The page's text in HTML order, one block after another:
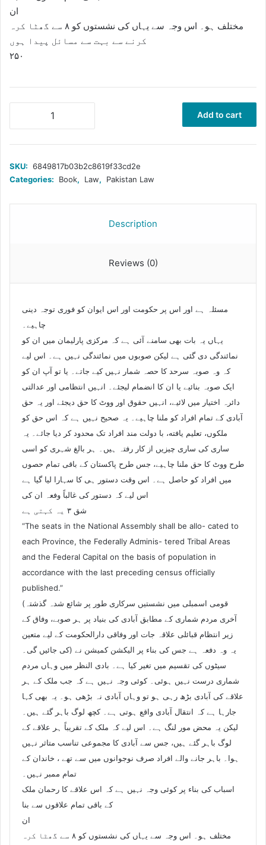
ان
مختلف ہو۔ اس وجہ سے یہاں کی نشستوں کو ۸ سے گھٹا کرہ
کرنے سے بہت سے مسائل پیدا ہوں
۲۵۰
حقوق
نشستوں
کی
Add to cart
SKU: 6849817b03b2c8619f33cd2e
Categories:
Book, Law, Pakistan Law
Description
Reviews (0)
مسئلہ ہے اور اس پر حکومت اور اس ایوان کو فوری توجہ دینی
چاہیے۔
یہاں یہ بات بھی سامنے آئی ہے کہ مرکزی پارلیمان میں ان کو
نمائندگی دی گئی ہے لیکن صوبوں میں نمائندگی نہیں ہے۔ اس لیے
کہ وہ صوبہ سرحد کا حصہ شمار نہیں کیے جاتے۔ یا تو آپ ان کو
ایک صوبہ بنائیے یا ان کا انضمام لیجئے۔ انہیں انتظامی اور عدالتی
دائرہ اختیار میں لائیے، انہیں حقوق اور ووٹ کا حق دیجئے اور یہ حق
آبادی کے تمام افراد کو ملنا چاہیے۔ یہ صحیح نہیں ہے کہ اس حق کو
ملکوں، تعلیم یافته، با دولت مند افراد تک محدود کر دیا جائے۔ یہ
ساری کی ساری چیزیں از کار رفتہ ہیں۔ ہر بالغ شہری کو اسی
طرح ووٹ کا حق ملنا چاہیے، جس طرح پاکستان کے باقی تمام حصوں
میں افراد کو حاصل ہے۔ اس وقت دستور ہی کا سہارا لیا گیا ہے
اس لیے کہ دستور کی غالباً وفعہ ان کی
شق ۳ یہ کہتی ہے
“The seats in the National Assembly shall be allo- cated to
each Province, the Federally Adminis- tered Tribal Areas
and the Federal Capital on the basis of population in
accordance with the last preceding census officially
published.”
(قومی اسمبلی میں نشستیں سرکاری طور پر شائع شدہ گذشتہ
آخری مردم شماری کے مطابق آبادی کی بنیاد پر ہر صوبے، وفاق کے
زیر انتظام قبائلی علاقہ جات اور وفاقی دارالحکومت کے لیے متعین
کی جائیں گی۔) یہ وہ دفعہ ہے جس کی بناء پر الیکشن کمیشن نے
سیٹوں کی تقسیم میں تغیر کیا ہے۔ بادی النظر میں وہاں مردم
شماری درست نہیں ہوئی۔ کوئی وجہ نہیں ہے کہ جب ملک کے ہر
علاقے کی آبادی بڑھ رہی ہو تو وہاں آبادی نہ بڑھی ہو۔ یہ بھی کہا
جارہا ہے کہ انتقال آبادی واقع ہوتی ہے۔ کچھ لوگ باہر گئے ہیں۔
لیکن یہ محض مور لنگ ہے۔ اس لیے کہ ملک کے تقریباً ہر علاقے کے
لوگ باہر گئے ہیں، جس سے آبادی کا مجموعی تناسب متاثر نہیں
ہوا۔ باہر جانے والے افراد صرف نوجوانوں میں سے تھے ، خاندان کے
تمام ممبر نہیں۔
اسباب کی بناء پر کوئی وجہ نہیں ہے کہ اس علاقے کا رحمان ملک
کے باقی تمام علاقوں سے بنا
ان
مختلف ہو۔ اس وجہ سے یہاں کی نشستوں کو ۸ سے گھٹا کرہ